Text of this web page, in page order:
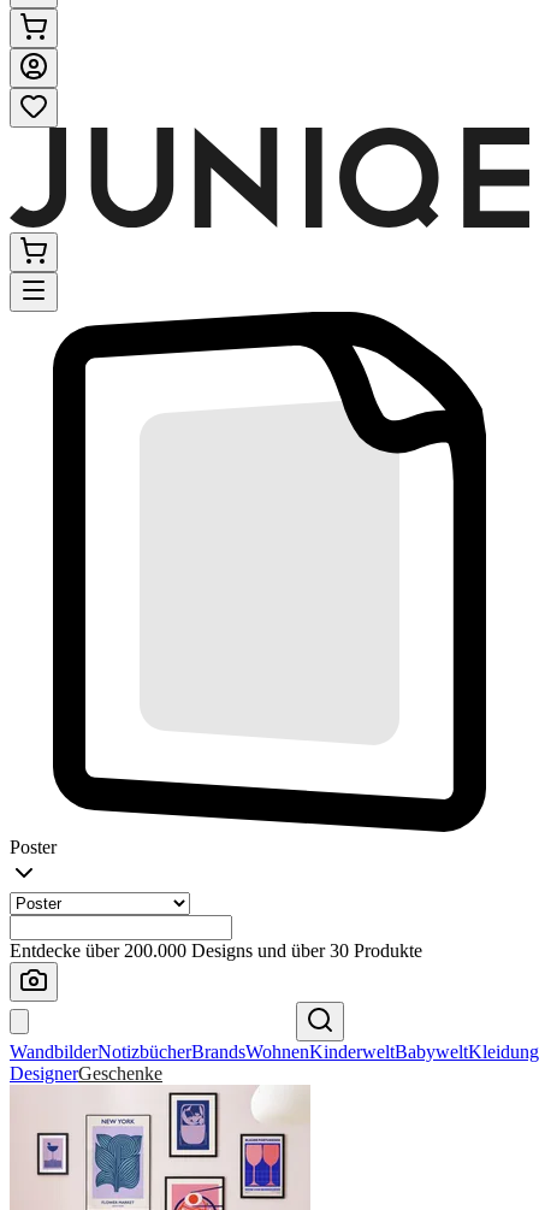
Poster
Entdecke über 200.000 Designs und über 30 Produkte
WandbilderNotizbücherBrandsWohnenKinderweltBabyweltKleidung
DesignerGeschenke